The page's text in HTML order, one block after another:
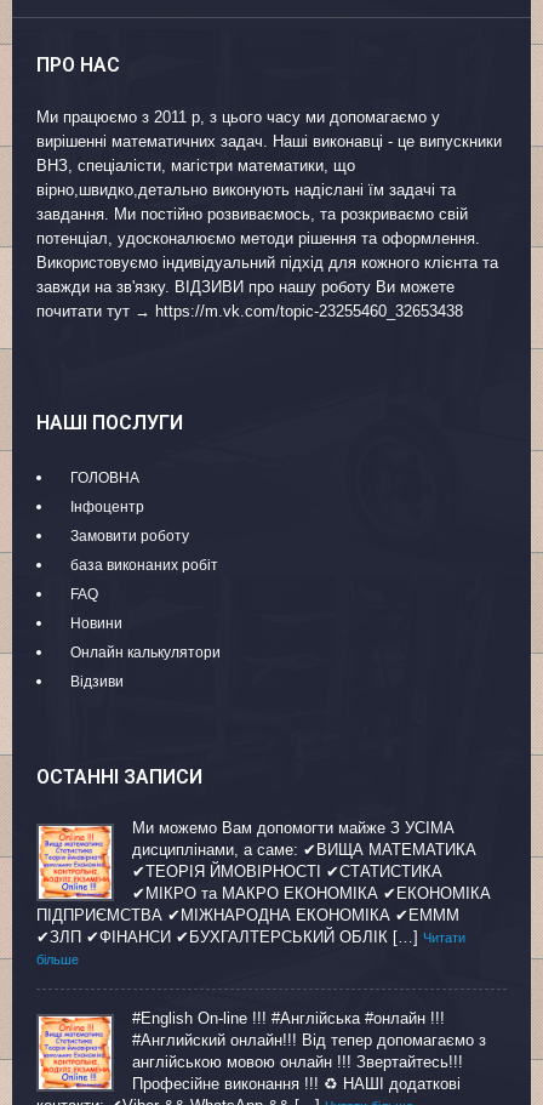
ПРО НАС
Ми працюємо з 2011 р, з цього часу ми допомагаємо у
вирішенні математичних задач. Наші виконавці - це випускники
ВНЗ, спеціалісти, магістри математики, що
вірно,швидко,детально виконують надіслані їм задачі та
завдання. Ми постійно розвиваємось, та розкриваємо свій
потенціал, удосконалюємо методи рішення та оформлення.
Використовуємо індивідуальний підхід для кожного клієнта та
завжди на зв'язку. ВІДЗИВИ про нашу роботу Ви можете
почитати тут → https://m.vk.com/topic-23255460_32653438
НАШІ ПОСЛУГИ
ГОЛОВНА
Інфоцентр
Замовити роботу
база виконаних робіт
FAQ
Новини
Онлайн калькулятори
Відзиви
ОСТАННІ ЗАПИСИ
Ми можемо Вам допомогти майже З УСІМА
дисциплінами, а саме: ✔ВИЩА МАТЕМАТИКА
✔ТЕОРІЯ ЙМОВІРНОСТІ ✔СТАТИСТИКА
✔МІКРО та МАКРО ЕКОНОМІКА ✔ЕКОНОМІКА
ПІДПРИЄМСТВА ✔МІЖНАРОДНА ЕКОНОМІКА ✔ЕМММ
✔ЗЛП ✔ФІНАНСИ ✔БУХГАЛТЕРСЬКИЙ ОБЛІК […] Читати
більше
#English On-line !!! #Англійська #онлайн !!!
#Английский онлайн!!! Від тепер допомагаємо з
англійською мовою онлайн !!! Звертайтесь!!!
Професійне виконання !!! ♻ НАШІ додаткові